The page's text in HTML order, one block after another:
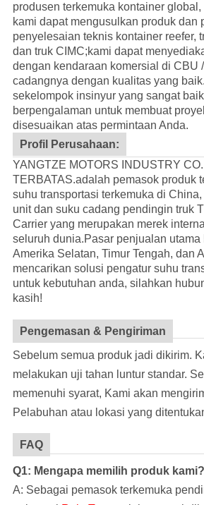
produsen terkemuka kontainer
kami dapat mengusulkan produk dan
penyelesaian teknis kontainer reefer,
dan truk CIMC;kami dapat
dengan kendaraan komersial di CBU
cadangnya dengan kualitas yang baik.
sekelompok insinyur yang sangat
berpengalaman untuk membuat
disesuaikan atas permintaan Anda.
Profil Perusahaan:
YANGTZE MOTORS INDUSTRY
TERBATAS.adalah pemasok produk
suhu transportasi terkemuka di
unit dan suku cadang pendingin truk
Carrier yang merupakan merek
seluruh dunia.Pasar penjualan utama
Amerika Selatan, Timur Tengah, dan
mencarikan solusi pengatur suhu
untuk kebutuhan anda, silahkan
kasih!
Pengemasan & Pengiriman
Sebelum semua produk jadi dikirim.
melakukan uji tahan luntur standar.
memenuhi syarat, Kami akan
Pelabuhan atau lokasi yang
FAQ
Q1: Mengapa memilih produk kami?
A: Sebagai pemasok terkemuka